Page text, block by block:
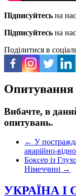
Підписуйтесь на
Підписуйтесь на
Поділитися в
Опитування
Вибачте, в
опитувань.
← У
аварійно-
Боксер із
Німеччині →
УКРАЇНА І